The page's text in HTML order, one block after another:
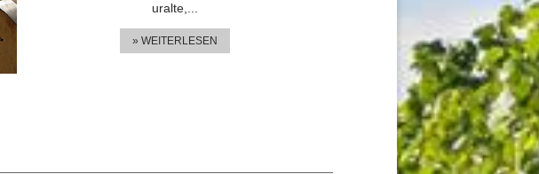
uralte,...
» WEITERLESEN